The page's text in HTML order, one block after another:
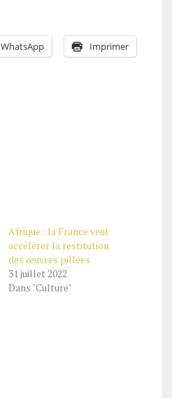
WhatsApp Imprimer
Afrique : la France veut
accélérer la restitution
des œuvres pillées
31 juillet 2022
Dans "Culture"